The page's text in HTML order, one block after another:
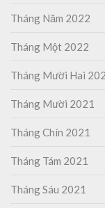
Tháng Năm 2022
Tháng Một 2022
Tháng Mười Hai
Tháng Mười 2021
Tháng Chín 2021
Tháng Tám 2021
Tháng Sáu 2021